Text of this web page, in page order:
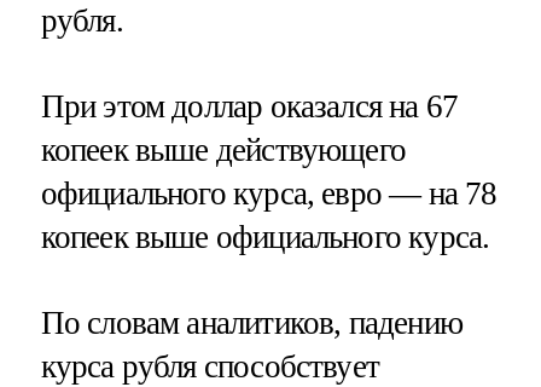
рубля.
При этом доллар оказался на 67
копеек выше действующего
официального курса, евро — на 78
копеек выше официального курса.
По словам аналитиков, падению
курса рубля способствует